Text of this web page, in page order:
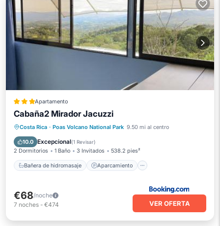
Apartamento
Cabaña2 Mirador Jacuzzi
Costa Rica · Poas Volcano National Park 9.50 mi al centro
10.0 Excepcional(1 Revisar)
2 Dormitorios 1 Baño 3 Invitados 538.2 pies²
Bañera de hidromasaje Aparcamiento
Bañera de hidromasaje
Aparcamiento
Balcón/Terraza
€68/noche
7 noches - €474 VER OFERTA